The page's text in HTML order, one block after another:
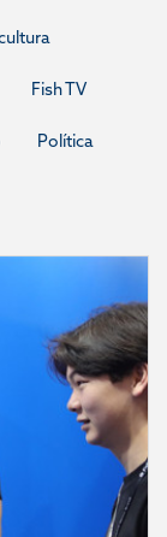
Fish TV
Política